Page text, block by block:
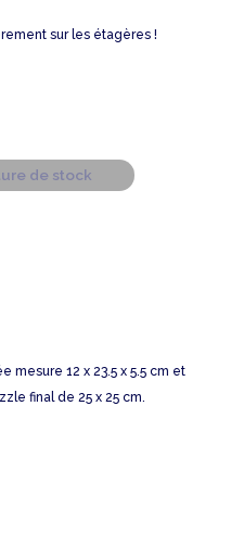
sur les étagères !
de stock
12 x 23.5 x 5.5 cm et
final de 25 x 25 cm.